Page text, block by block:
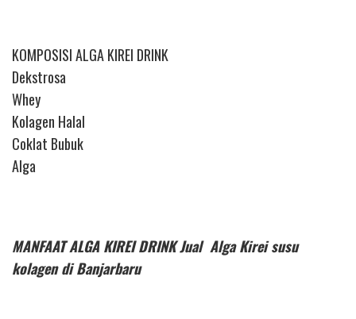
KOMPOSISI ALGA KIREI DRINK
Dekstrosa
Whey
Kolagen Halal
Coklat Bubuk
Alga
MANFAAT ALGA KIREI DRINK Jual Alga Kirei susu
kolagen di Banjarbaru